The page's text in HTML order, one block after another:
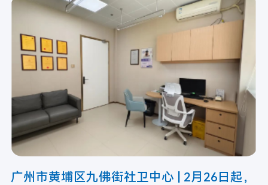
广州市黄埔区九佛街社卫中心 | 2月26日起，